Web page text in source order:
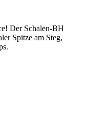
Der Schalen-BH
Spitze am Steg,